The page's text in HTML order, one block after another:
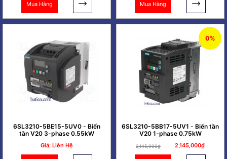
Mua Hàng Mua Hàng
6SL3210-5BE15-5UV0 - Biến
tần V20 3-phase 0.55kW
Giá: Liên Hệ
0%
6SL3210-5BB17-5UV1 - Biến tần
V20 1-phase 0.75kW
2,145,000₫ 2,145,000₫